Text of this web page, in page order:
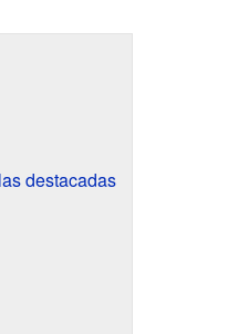
destacadas